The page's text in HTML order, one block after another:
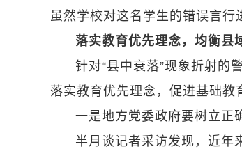
虽然学校对这名学生的错误言行
落实教育优先理念，均衡县
针对“县中衰落”现象折射的
落实教育优先理念，促进基础教
一是地方党委政府要树立正
半月谈记者采访发现，近年